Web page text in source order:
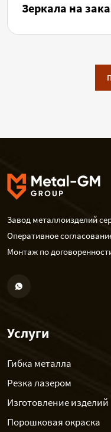
Зеркала на
Завод металлоизделий
Оперативное
Монтаж по
Услуги
Гибка металла
Резка лазером
Изготовление изделий
Порошковая окраска